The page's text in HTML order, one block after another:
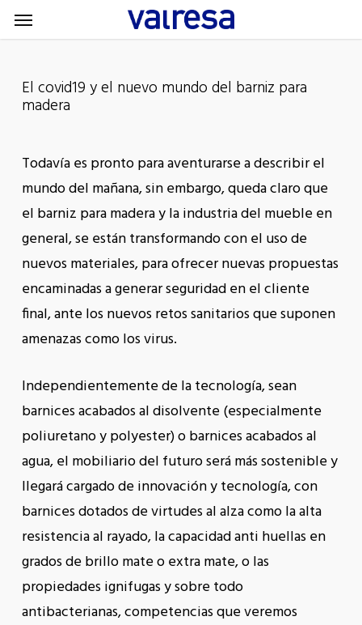
Skip
to
content
Menu
El covid19 y el nuevo mundo del barniz para
madera
Todavía es pronto para aventurarse a describir el
mundo del mañana, sin embargo, queda claro que
el barniz para madera y la industria del mueble en
general, se están transformando con el uso de
nuevos materiales, para ofrecer nuevas propuestas
encaminadas a generar seguridad en el cliente
final, ante los nuevos retos sanitarios que suponen
amenazas como los virus.
Independientemente de la tecnología, sean
barnices acabados al disolvente (especialmente
poliuretano y polyester) o barnices acabados al
agua, el mobiliario del futuro será más sostenible y
llegará cargado de innovación y tecnología, con
barnices dotados de virtudes al alza como la alta
resistencia al rayado, la capacidad anti huellas en
grados de brillo mate o extra mate, o las
propiedades ignifugas y sobre todo
antibacterianas, competencias que veremos
Menu